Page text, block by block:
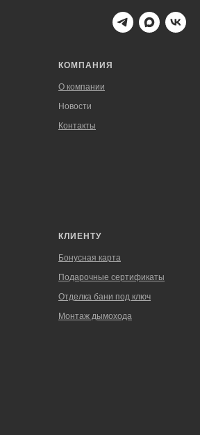
КОМПАНИЯ
О компании
Новости
Контакты
КЛИЕНТУ
Бонусная карта
Подарочные сертификаты
Отделка бани под ключ
Монтаж дымохода